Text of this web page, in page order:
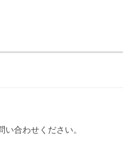
合わせください。